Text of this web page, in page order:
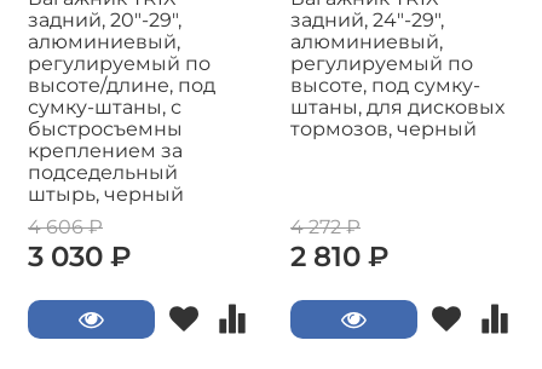
задний, 20"-29",
алюминиевый,
регулируемый по
высоте/длине, под
сумку-штаны, с
быстросъемны
креплением за
подседельный
штырь, черный
4 606 ₽
3 030 ₽
задний, 24"-29",
алюминиевый,
регулируемый по
высоте, под сумку-
штаны, для дисковых
тормозов, черный
4 272 ₽
2 810 ₽